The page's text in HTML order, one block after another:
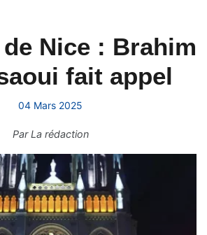
Nice : Brahim
fait appel
04 Mars 2025
ParLa rédaction